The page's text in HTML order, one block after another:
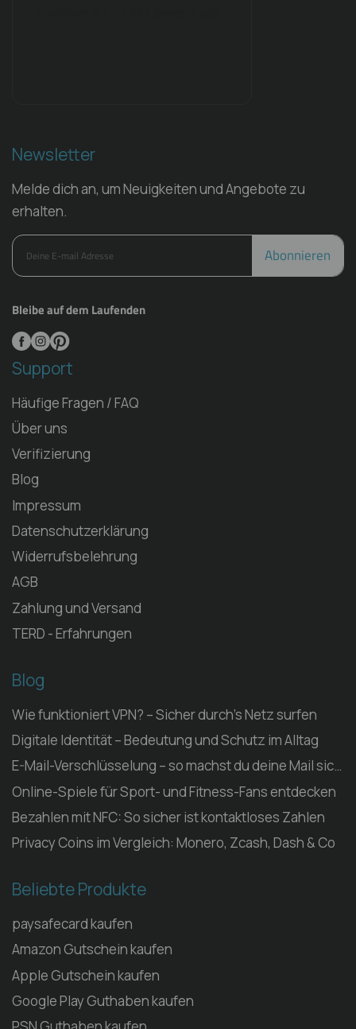
Support
Häufige Fragen / FAQ
Über uns
Verifizierung
Blog
Impressum
Datenschutzerklärung
Widerrufsbelehrung
AGB
Zahlung und Versand
TERD - Erfahrungen
Blog
Wie funktioniert VPN? – Sicher durch’s Netz surfen
Digitale Identität – Bedeutung und Schutz im Alltag
E-Mail-Verschlüsselung – so machst du deine Mail sicher
Online-Spiele für Sport- und Fitness-Fans entdecken
Bezahlen mit NFC: So sicher ist kontaktloses Zahlen
Privacy Coins im Vergleich: Monero, Zcash, Dash & Co
Beliebte Produkte
paysafecard kaufen
Amazon Gutschein kaufen
Apple Gutschein kaufen
Google Play Guthaben kaufen
Newsletter
Melde dich an, um Neuigkeiten und Angebote zu
erhalten.
Abonnieren
Bleibe auf dem Laufenden